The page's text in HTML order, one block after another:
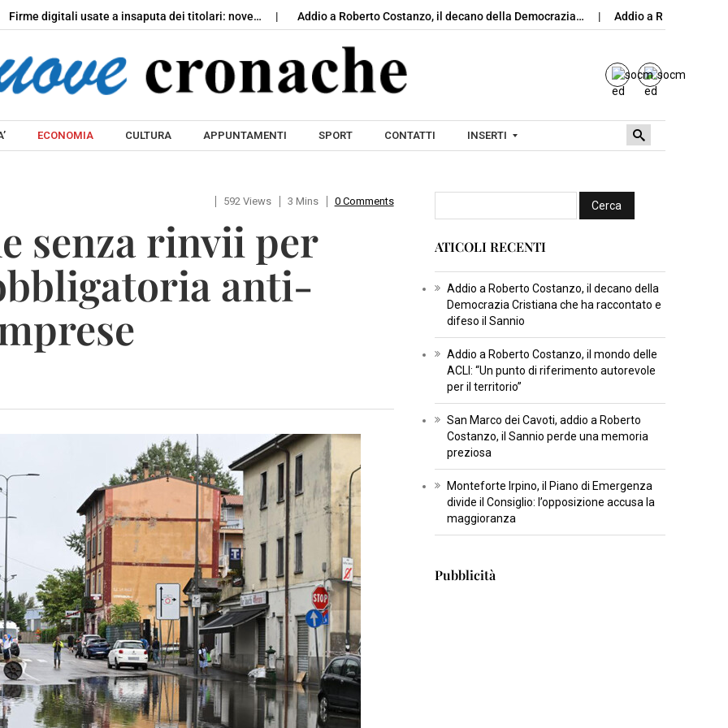
digitali usate a insaputa dei titolari: nove… Addio a Roberto Costanzo, il decano della Democrazia… Addio a Roberto Costanzo,
Skip to content
ECONOMIA CULTURA APPUNTAMENTI SPORT CONTATTI INSERTI
S
R
T
C
U
L
U
R
I
N
E
592 Views 3 Mins 0 Comments
senza rinvii per
anti-
ATICOLI RECENTI
Addio a Roberto Costanzo, il decano della
Democrazia Cristiana che ha raccontato e
difeso il Sannio
Addio a Roberto Costanzo, il mondo delle
ACLI: “Un punto di riferimento autorevole
per il territorio”
San Marco dei Cavoti, addio a Roberto
Costanzo, il Sannio perde una memoria
preziosa
Monteforte Irpino, il Piano di Emergenza
divide il Consiglio: l’opposizione accusa la
maggioranza
Pubblicità